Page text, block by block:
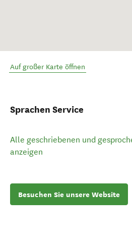
Auf großer Karte öffnen
Sprachen Service
Alle geschriebenen und
anzeigen
Besuchen Sie unsere Website